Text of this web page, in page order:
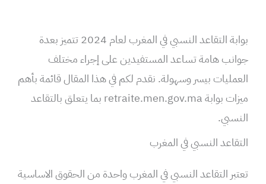
بوابة التقاعد النسبي في المغرب لعام 2024 تتميز بعدة
جوانب هامة تساعد المستفيدين على إجراء مختلف
العمليات بيسر وسهولة. نقدم لكم في هذا المقال قائمة بأهم
ميزات بوابة retraite.men.gov.ma بما يتعلق بالتقاعد
النسبي.
التقاعد النسبي في المغرب
تعتبر التقاعد النسبي في المغرب واحدة من الحقوق الاساسية